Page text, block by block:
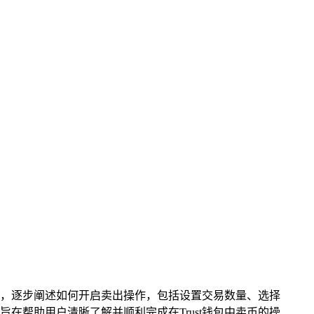
逐步阐述如何开启卖出操作，包括设置交易数量、选择